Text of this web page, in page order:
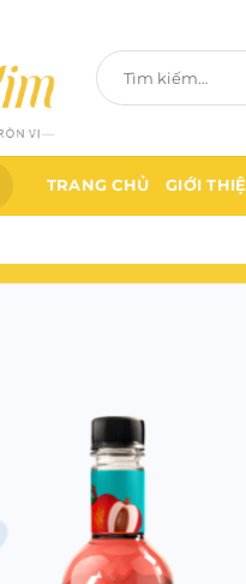
Tìm
kiếm:
TRANG CHỦ GIỚI